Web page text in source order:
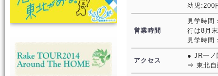
幼児:200
営業時間
見学時間
行は8月
見学時間
アクセス
● JR一ノ
⇒ 東北自